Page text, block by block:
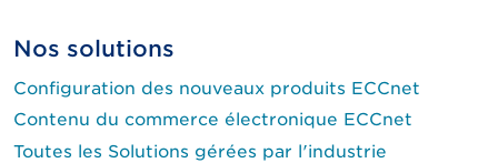
Nos solutions
Configuration des nouveaux produits ECCnet
Contenu du commerce électronique ECCnet
Toutes les Solutions gérées par l'industrie